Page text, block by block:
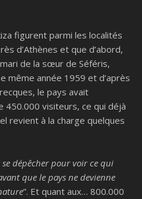
figurent parmi les localités
d’Athènes et que d’abord,
de la sœur de Séféris,
même année 1959 et d’après
le pays avait
450.000 visiteurs, ce qui déjà
revient à la charge quelques
dépêcher pour voir ce qui
que le pays ne devienne
”. Et quant aux… 800.000